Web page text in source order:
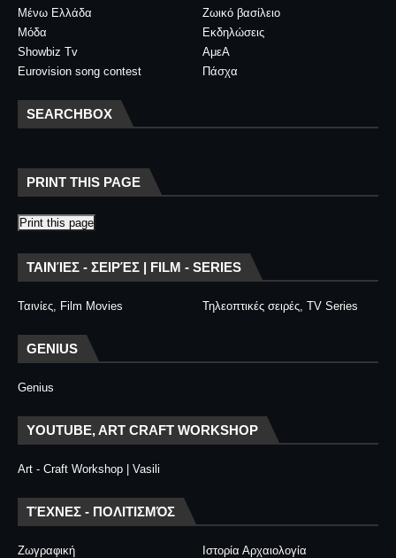
Μένω Ελλάδα
Ζωικό βασίλειο
Μόδα
Εκδηλώσεις
Showbiz Tv
ΑμεΑ
Eurovision song contest
Πάσχα
SEARCHBOX
PRINT THIS PAGE
Print this page
ΤΑΙΝΊΕΣ - ΣΕΙΡΈΣ | FILM - SERIES
Ταινίες, Film Movies Τηλεοπτικές σειρές, TV Series
GENIUS
Genius
YOUTUBE, ART CRAFT WORKSHOP
Art - Craft Workshop | Vasili
ΤΈΧΝΕΣ - ΠΟΛΙΤΙΣΜΌΣ
Ζωγραφική
Ιστορία Αρχαιολογία